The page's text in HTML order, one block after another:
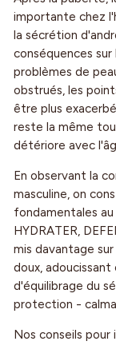
importante chez
la sécrétion
conséquences
problèmes de
obstrués, les
être plus
reste la même
détériore avec
En observant la
masculine, on
fondamentales au
HYDRATER,
mis davantage
doux,
d'équilibrage du
protection -
Nos conseils